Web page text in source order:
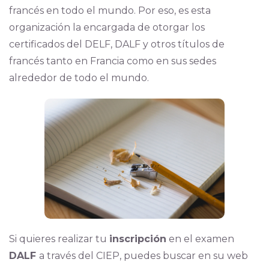
francés en todo el mundo. Por eso, es esta
organización la encargada de otorgar los
certificados del DELF, DALF y otros títulos de
francés tanto en Francia como en sus sedes
alrededor de todo el mundo.
Si quieres realizar tu inscripción en el examen
DALF a través del CIEP, puedes buscar en su web